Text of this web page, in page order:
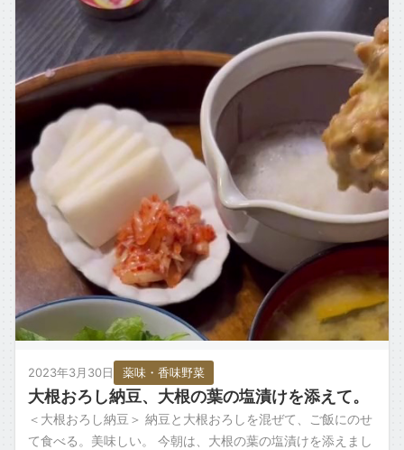
2023年3月30日 薬味・香味野菜
大根おろし納豆、大根の葉の塩漬けを添えて。
＜大根おろし納豆＞ 納豆と大根おろしを混ぜて、ご飯にのせ
て食べる。美味しい。 今朝は、大根の葉の塩漬けを添えまし